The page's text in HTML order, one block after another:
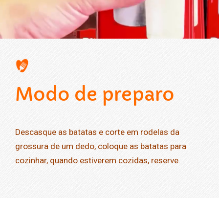
Modo de preparo
Descasque as batatas e corte em rodelas da
grossura de um dedo, coloque as batatas para
cozinhar, quando estiverem cozidas, reserve.